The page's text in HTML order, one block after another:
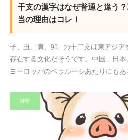
干支の漢字はなぜ普通と違う
当の理由はコレ！
子、丑、寅、卯...の十二支は東アジア
存在する文化だそうです。中国、日
ヨーロッパのベラルーシあたりにもあ
雑学